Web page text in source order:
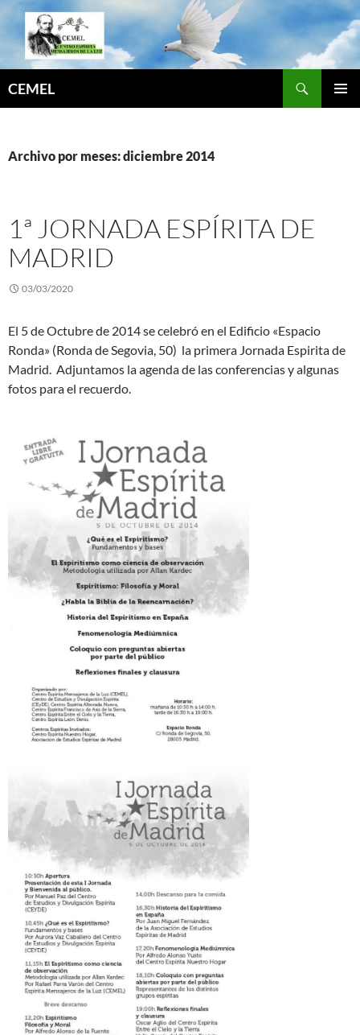
Saltar
contenido
CEMEL
Archivo por meses: diciembre 2014
1ª JORNADA ESPÍRITA DE
MADRID
03/03/2020
El 5 de Octubre de 2014 se celebró en el Edificio «Espacio
Ronda» (Ronda de Segovia, 50) la primera Jornada Espirita de
Madrid. Adjuntamos la agenda de las conferencias y algunas
fotos para el recuerdo.